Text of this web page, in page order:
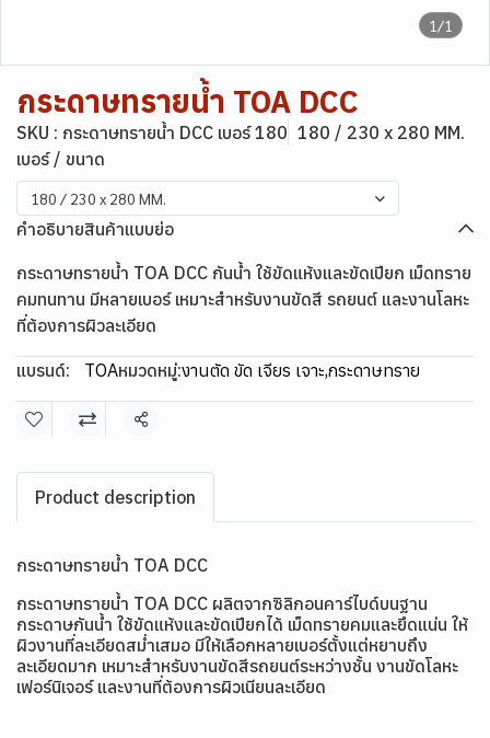
1/1
กระดาษทรายน้ำ TOA DCC
SKU : กระดาษทรายน้ำ DCC เบอร์ 180 180 / 230 x 280 MM.
เบอร์ / ขนาด
180 / 230 x 280 MM.
คำอธิบายสินค้าแบบย่อ
กระดาษทรายน้ำ TOA DCC กันน้ำ ใช้ขัดแห้งและขัดเปียก เม็ดทราย
คมทนทาน มีหลายเบอร์ เหมาะสำหรับงานขัดสี รถยนต์ และงานโลหะ
ที่ต้องการผิวละเอียด
แบรนด์: TOAหมวดหมู่:งานตัด ขัด เจียร เจาะ,กระดาษทราย
แชร์
Product description
กระดาษทรายน้ำ TOA DCC
กระดาษทรายน้ำ TOA DCC ผลิตจากซิลิกอนคาร์ไบด์บนฐาน
กระดาษกันน้ำ ใช้ขัดแห้งและขัดเปียกได้ เม็ดทรายคมและยึดแน่น ให้
ผิวงานที่ละเอียดสม่ำเสมอ มีให้เลือกหลายเบอร์ตั้งแต่หยาบถึง
ละเอียดมาก เหมาะสำหรับงานขัดสีรถยนต์ระหว่างชั้น งานขัดโลหะ
เฟอร์นิเจอร์ และงานที่ต้องการผิวเนียนละเอียด